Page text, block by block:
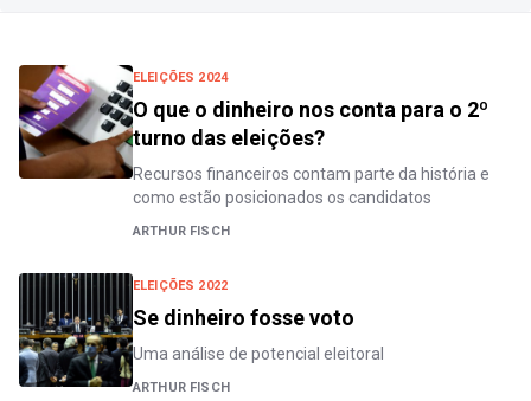
ELEIÇÕES 2024
O que o dinheiro nos conta para o 2º
turno das eleições?
Recursos financeiros contam parte da história e
como estão posicionados os candidatos
ARTHUR FISCH
ELEIÇÕES 2022
Se dinheiro fosse voto
Uma análise de potencial eleitoral
ARTHUR FISCH